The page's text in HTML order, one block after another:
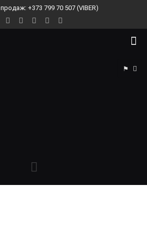
+373 799 70 507 (VIBER)
⚑